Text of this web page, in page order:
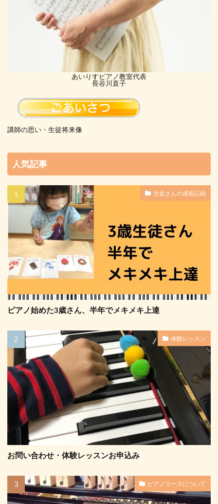
あいりすピアノ教室代表
長谷川直子
講師の思い・生徒将来像
人気記事
生徒さんの成長記録
ピアノ始めた3歳さん、半年でメキメキ上達
体験レッスン
お問い合わせ・体験レッスンお申込み
ピアノコースについて